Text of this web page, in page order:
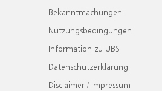
Bekanntmachungen
Nutzungsbedingungen
Information zu UBS
Datenschutzerklärung
Disclaimer / Impressum